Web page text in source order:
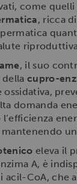
come
, ricca
, il suo
cupro-
ossidativa,
domanda
eleva il
A, è
acil-CoA, che